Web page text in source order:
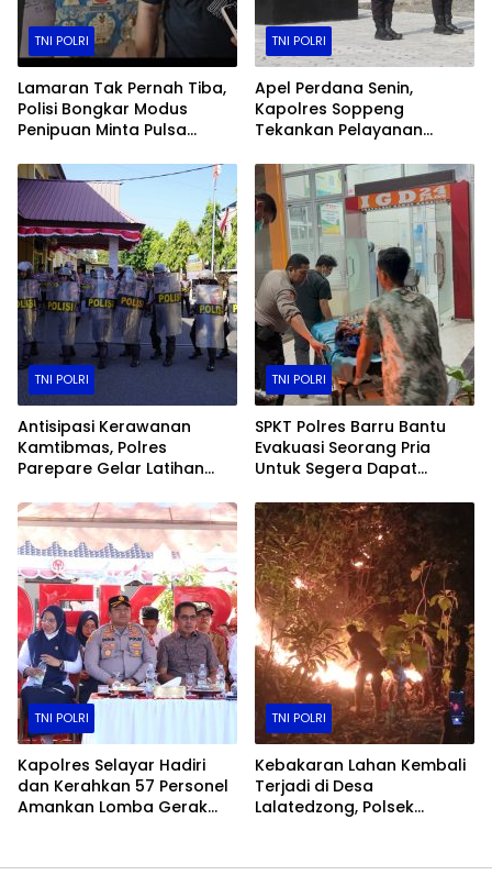
TNI POLRI
Lamaran Tak Pernah Tiba,
Polisi Bongkar Modus
Penipuan Minta Pulsa
TNI POLRI
Apel Perdana Senin,
Kapolres Soppeng
Tekankan Pelayanan
Masyarakat
TNI POLRI
Antisipasi Kerawanan
Kamtibmas, Polres
Parepare Gelar Latihan
TNI POLRI
SPKT Polres Barru Bantu
Evakuasi Seorang Pria
Untuk Segera Dapat
TNI POLRI
Kapolres Selayar Hadiri
dan Kerahkan 57 Personel
Amankan Lomba Gerak
TNI POLRI
Kebakaran Lahan Kembali
Terjadi di Desa
Lalatedzong, Polsek